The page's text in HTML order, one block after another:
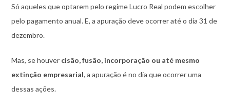
Só aqueles que optarem pelo regime Lucro Real podem escolher
pelo pagamento anual. E, a apuração deve ocorrer até o dia 31 de
dezembro.
Mas, se houver cisão, fusão, incorporação ou até mesmo
extinção empresarial,a apuração é no dia que ocorrer uma
dessas ações.